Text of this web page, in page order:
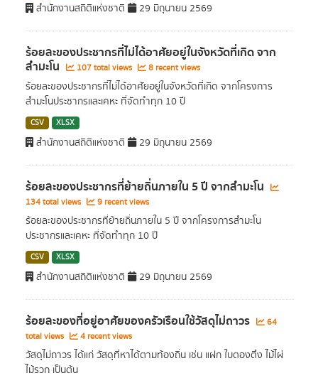
สำนักงานสถิติแห่งชาติ 29 มิถุนายน 2569
ร้อยละของประชากรที่ไม่ได้อาศัยอยู่ในจังหวัดที่เกิด จาก
สำมะโน 107 total views 8 recent views
ร้อยละของประชากรที่ไม่ได้อาศัยอยู่ในจังหวัดที่เกิด จากโครงการ
สำมะโนประชากรและเคหะ ที่จัดทำทุก 10 ปี
CSV XLSX
สำนักงานสถิติแห่งชาติ 29 มิถุนายน 2569
ร้อยละของประชากรที่ย้ายถิ่นภายใน 5 ปี จากสำมะโน
134 total views 9 recent views
ร้อยละของประชากรที่ย้ายถิ่นภายใน 5 ปี จากโครงการสำมะโน
ประชากรและเคหะ ที่จัดทำทุก 10 ปี
CSV XLSX
สำนักงานสถิติแห่งชาติ 29 มิถุนายน 2569
ร้อยละของที่อยู่อาศัยของครัวเรือนใช้วัสดุไม่ถาวร
64
total views
4 recent views
วัสดุไม่ถาวร ได้แก่ วัสดุที่หาได้ตามท้องถิ่น เช่น แฝก ใบตองตึง ไม้ไผ่
ไม้รวก เป็นต้น